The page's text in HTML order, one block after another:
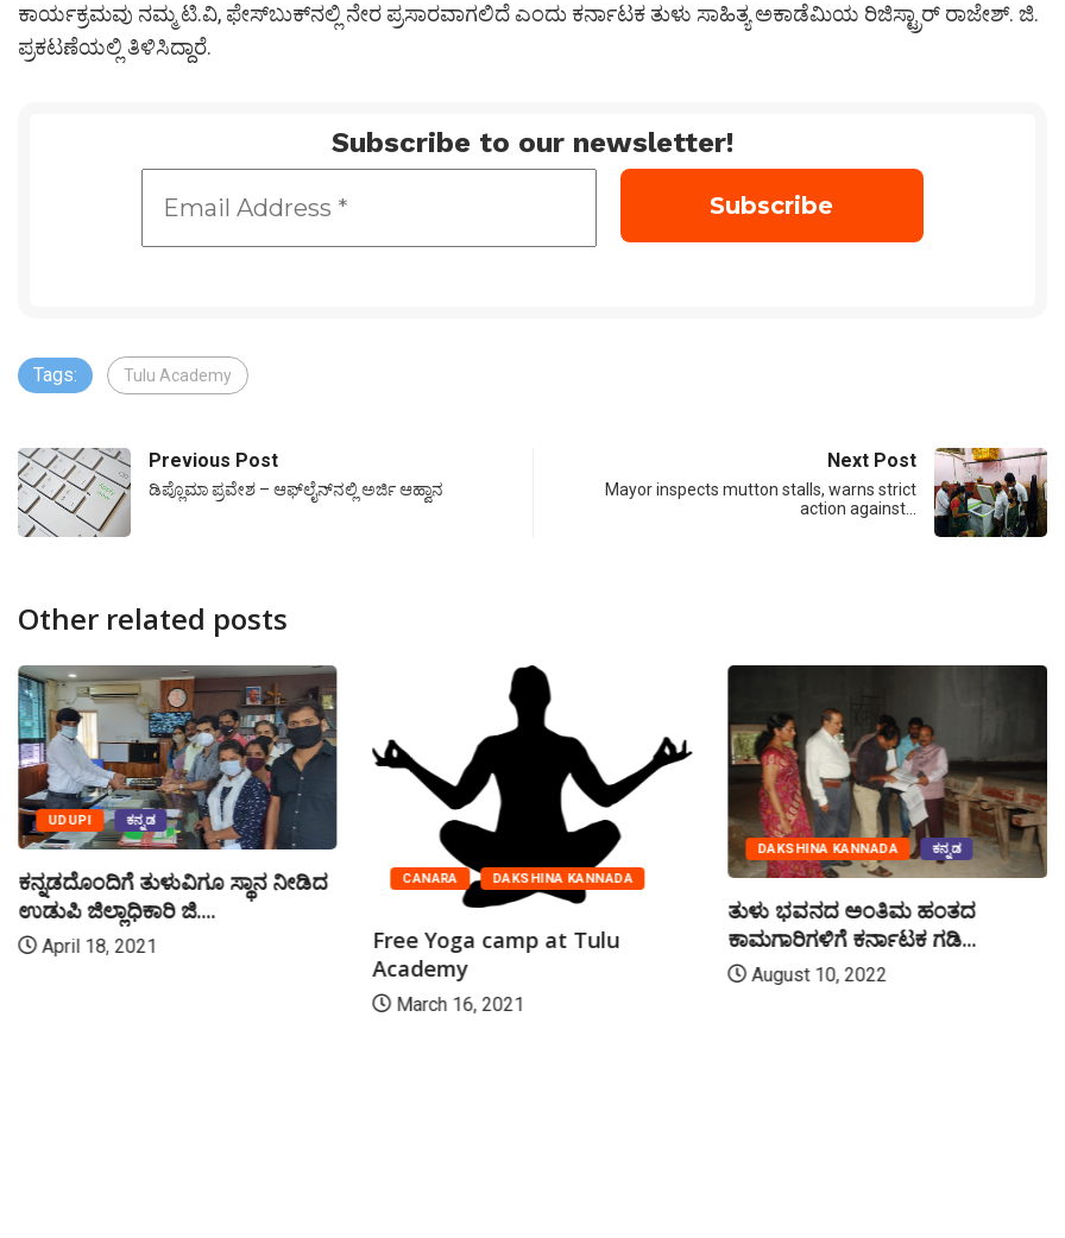
ಕಾರ್ಯಕ್ರಮವು ನಮ್ಮ ಟಿ.ವಿ, ಫೇಸ್‍ಬುಕ್‍ನಲ್ಲಿ ನೇರ ಪ್ರಸಾರವಾಗಲಿದೆ ಎಂದು ಕರ್ನಾಟಕ ತುಳು ಸಾಹಿತ್ಯ ಅಕಾಡೆಮಿಯ ರಿಜಿಸ್ಟ್ರಾರ್ ರಾಜೇಶ್. ಜಿ.
ಪ್ರಕಟಣೆಯಲ್ಲಿ ತಿಳಿಸಿದ್ದಾರೆ.
Subscribe to our newsletter!
Tags: Tulu Academy
Previous Post
ಡಿಪ್ಲೊಮಾ ಪ್ರವೇಶ – ಆಫ್‍ಲೈನ್‍ನಲ್ಲಿ ಅರ್ಜಿ ಆಹ್ವಾನ
Next Post
Mayor inspects mutton stalls, warns strict
action against…
Other related posts
UDUPI ಕನ್ನಡ
ಕನ್ನಡದೊಂದಿಗೆ ತುಳುವಿಗೂ ಸ್ಥಾನ ನೀಡಿದ
ಉಡುಪಿ ಜಿಲ್ಲಾಧಿಕಾರಿ ಜಿ....
April 18, 2021
CANARA DAKSHINA KANNADA
Free Yoga camp at Tulu
Academy
March 16, 2021
DAKSHINA KANNADA ಕನ್ನಡ
ತುಳು ಭವನದ ಅಂತಿಮ ಹಂತದ
ಕಾಮಗಾರಿಗಳಿಗೆ ಕರ್ನಾಟಕ ಗಡಿ...
August 10, 2022